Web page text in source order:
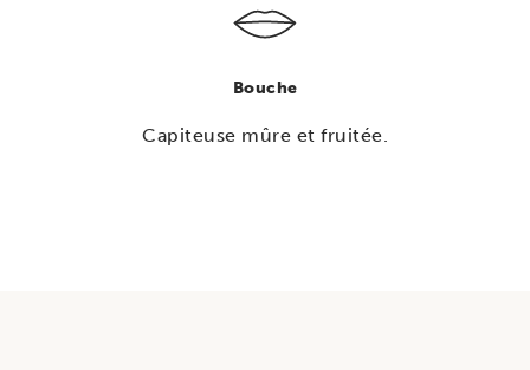
Bouche
Capiteuse mûre et fruitée.